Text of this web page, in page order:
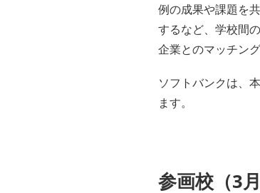
例の成果や課題を
するなど、学校間
企業とのマッチン
ソフトバンクは、
ます。
参画校（3